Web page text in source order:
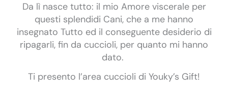
Da lì nasce tutto: il mio Amore viscerale per
questi splendidi Cani, che a me hanno
insegnato Tutto ed il conseguente desiderio di
ripagarli, fin da cuccioli, per quanto mi hanno
dato.
Ti presento l’area cuccioli di Youky’s Gift!